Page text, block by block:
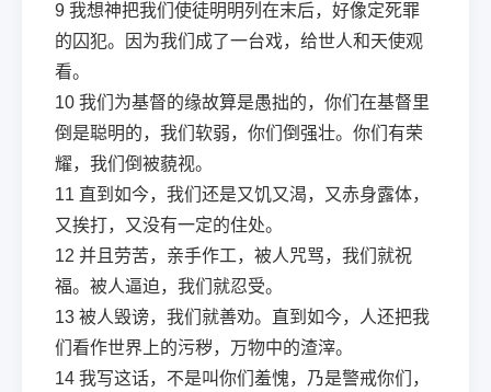
9 我想神把我们使徒明明列在末后，好像定死罪
的囚犯。因为我们成了一台戏，给世人和天使观
看。
10 我们为基督的缘故算是愚拙的，你们在基督里
倒是聪明的，我们软弱，你们倒强壮。你们有荣
耀，我们倒被藐视。
11 直到如今，我们还是又饥又渴，又赤身露体，
又挨打，又没有一定的住处。
12 并且劳苦，亲手作工，被人咒骂，我们就祝
福。被人逼迫，我们就忍受。
13 被人毁谤，我们就善劝。直到如今，人还把我
们看作世界上的污秽，万物中的渣滓。
14 我写这话，不是叫你们羞愧，乃是警戒你们，